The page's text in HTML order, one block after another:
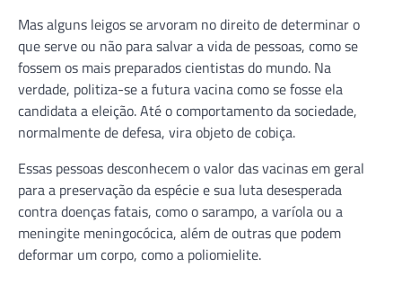
Mas alguns leigos se arvoram no direito de determinar o
que serve ou não para salvar a vida de pessoas, como se
fossem os mais preparados cientistas do mundo. Na
verdade, politiza-se a futura vacina como se fosse ela
candidata a eleição. Até o comportamento da sociedade,
normalmente de defesa, vira objeto de cobiça.
Essas pessoas desconhecem o valor das vacinas em geral
para a preservação da espécie e sua luta desesperada
contra doenças fatais, como o sarampo, a varíola ou a
meningite meningocócica, além de outras que podem
deformar um corpo, como a poliomielite.